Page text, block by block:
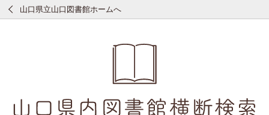
山口県立山口図書館ホームへ